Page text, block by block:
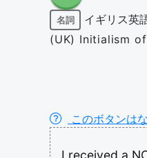
名詞 イギリス英
(UK) Initialism
このボタンは
I received a